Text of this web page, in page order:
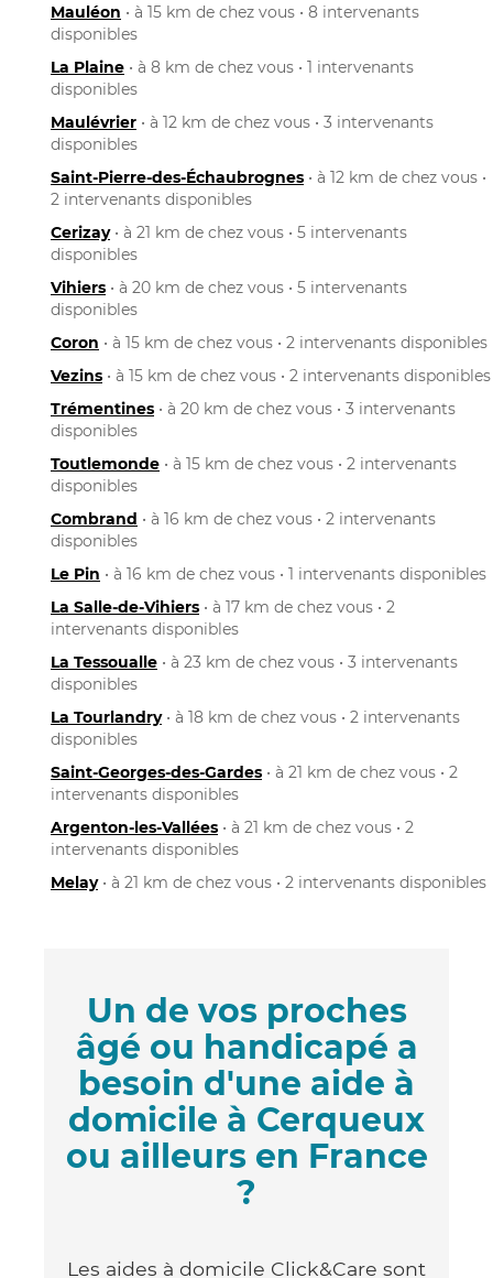
Mauléon • à 15 km de chez vous • 8 intervenants
disponibles
La Plaine • à 8 km de chez vous • 1 intervenants
disponibles
Maulévrier • à 12 km de chez vous • 3 intervenants
disponibles
Saint-Pierre-des-Échaubrognes • à 12 km de chez vous •
2 intervenants disponibles
Cerizay• à 21 km de chez vous • 5 intervenants
disponibles
Vihiers • à 20 km de chez vous • 5 intervenants
disponibles
Coron • à 15 km de chez vous • 2 intervenants disponibles
Vezins • à 15 km de chez vous • 2 intervenants disponibles
Trémentines • à 20 km de chez vous • 3 intervenants
disponibles
Toutlemonde • à 15 km de chez vous • 2 intervenants
disponibles
Combrand • à 16 km de chez vous • 2 intervenants
disponibles
Le Pin • à 16 km de chez vous • 1 intervenants disponibles
La Salle-de-Vihiers • à 17 km de chez vous • 2
intervenants disponibles
La Tessoualle • à 23 km de chez vous • 3 intervenants
disponibles
La Tourlandry• à 18 km de chez vous • 2 intervenants
disponibles
Saint-Georges-des-Gardes • à 21 km de chez vous • 2
intervenants disponibles
Argenton-les-Vallées • à 21 km de chez vous • 2
intervenants disponibles
Melay• à 21 km de chez vous • 2 intervenants disponibles
Un de vos proches
âgé ou handicapé a
besoin d'une aide à
domicile à Cerqueux
ou ailleurs en France
?
Les aides à domicile Click&Care sont